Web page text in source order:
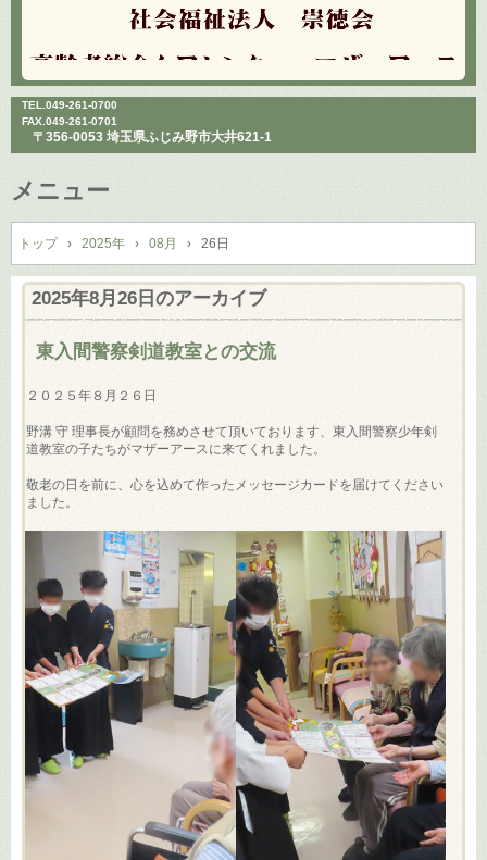
TEL. 049-261-0700
FAX.049-261-0701
〒356-0053 埼玉県ふじみ野市大井621-1
メニュー
コ
ン
テ
ン
トップ › 2025年 › 08月 › 26日
2025年8月26日 のアーカイブ
東入間警察剣道教室との交流
２０２５年８月２６日
野溝 守 理事長が顧問を務めさせて頂いております、東入間警察少年剣
道教室の子たちがマザーアースに来てくれました。
敬老の日を前に、心を込めて作ったメッセージカードを届けてください
ました。